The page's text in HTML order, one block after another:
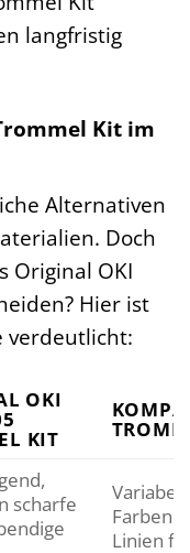
langfristig
Kit im
Alternativen
Doch
Original OKI
Hier ist
verdeutlicht:
OKI
KIT
scharfe
Farben
Linien